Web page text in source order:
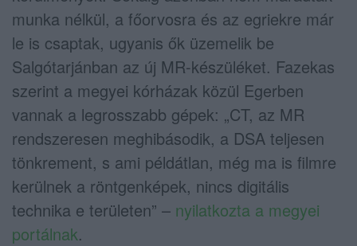
munka nélkül, a főorvosra és az egriekre már
le is csaptak, ugyanis ők üzemelik be
Salgótarjánban az új MR-készüléket. Fazekas
szerint a megyei kórházak közül Egerben
vannak a legrosszabb gépek: „CT, az MR
rendszeresen meghibásodik, a DSA teljesen
tönkrement, s ami példátlan, még ma is filmre
kerülnek a röntgenképek, nincs digitális
technika e területen” – nyilatkozta a megyei
portálnak.